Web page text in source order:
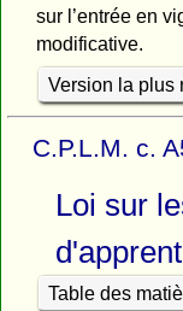
sur l’entrée en
modificative.
Version la plus
C.P.L.M. c.
Loi sur
Table des